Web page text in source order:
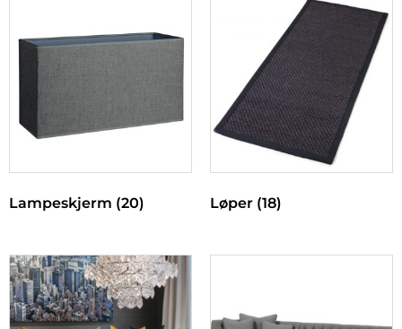
Lampeskjerm (20) Løper (18)